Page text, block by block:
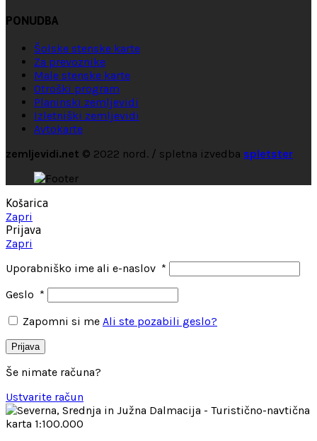
PONUDBA
Šolske stenske karte
Za prevoznike
Male stenske karte
Otroški program
Planinski zemljevidi
Izletniški zemljevidi
Avtokarte
zemljevidi.net © 2022 nord. / spletna izvedba spletster
Košarica
Zapri
Prijava
Zapri
Uporabniško ime ali e-naslov *
Geslo *
Zapomni si me Ali ste pozabili geslo?
Prijava
Še nimate računa?
Ustvarite račun